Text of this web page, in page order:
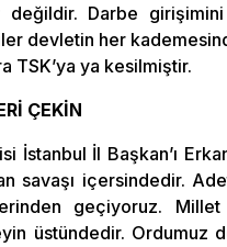
değildir. Darbe
devletin her
TSK’ya ya kesilmiştir.
ÇEKİN
İstanbul İl Başkan’ı
savaşı içersindedir.
geçiyoruz.
üstündedir. Ordumuz